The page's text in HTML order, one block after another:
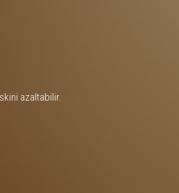
azaltabilir.